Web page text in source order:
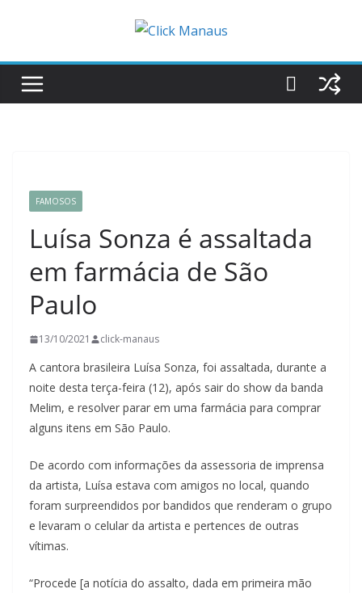
conteúdo
FAMOSOS
Luísa Sonza é assaltada
em farmácia de São
Paulo
13/10/2021 click-manaus
A cantora brasileira Luísa Sonza, foi assaltada, durante a
noite desta terça-feira (12), após sair do show da banda
Melim, e resolver parar em uma farmácia para comprar
alguns itens em São Paulo.
De acordo com informações da assessoria de imprensa
da artista, Luísa estava com amigos no local, quando
foram surpreendidos por bandidos que renderam o grupo
e levaram o celular da artista e pertences de outras
vítimas.
“Procede [a notícia do assalto, dada em primeira mão